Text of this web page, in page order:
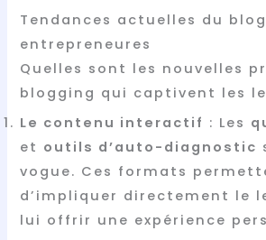
Tendances actuelles du
entrepreneures
Quelles sont les nouvelles
blogging qui captivent les
Le contenu interactif : Les
et outils d’auto-diagnostic
vogue. Ces formats
d’impliquer directement le
lui offrir une expérience